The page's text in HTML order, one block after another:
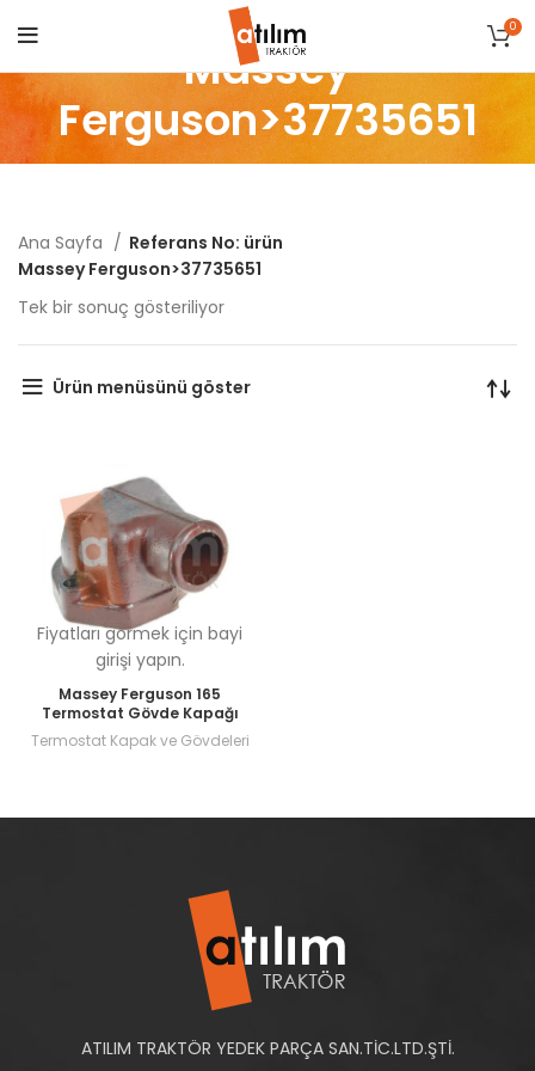
0
Massey
Ferguson>37735651
Ana Sayfa
Referans No: ürün
Massey Ferguson>37735651
Tek bir sonuç gösteriliyor
Ürün menüsünü göster
Fiyatları görmek için bayi
girişi yapın.
Massey Ferguson 165
Termostat Gövde Kapağı
Termostat Kapak ve Gövdeleri
ATILIM TRAKTÖR YEDEK PARÇA SAN.TİC.LTD.ŞTİ.